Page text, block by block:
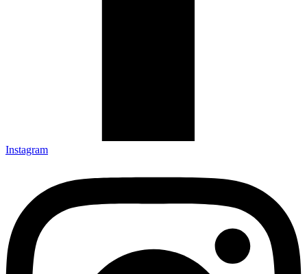
Instagram